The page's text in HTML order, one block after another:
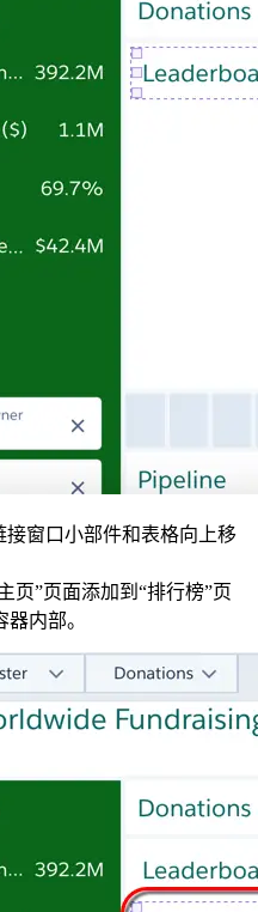
接窗口小部件和表格向上移
页”页面添加到“排行榜”页
内部。